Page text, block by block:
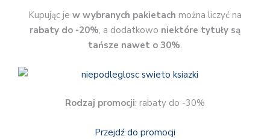
Kupując je w wybranych pakietach można liczyć na
rabaty do -20%, a dodatkowo niektóre tytuły są
tańsze nawet o 30%.
Rodzaj promocji: rabaty do -30%
Przejdź do promocji